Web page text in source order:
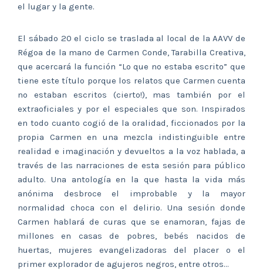
el lugar y la gente.
El sábado 20 el ciclo se traslada al local de la AAVV de
Régoa de la mano de Carmen Conde, Tarabilla Creativa,
que acercará la función “Lo que no estaba escrito” que
tiene este título porque los relatos que Carmen cuenta
no estaban escritos (cierto!), mas también por el
extraoficiales y por el especiales que son. Inspirados
en todo cuanto cogió de la oralidad, ficcionados por la
propia Carmen en una mezcla indistinguible entre
realidad e imaginación y devueltos a la voz hablada, a
través de las narraciones de esta sesión para público
adulto. Una antología en la que hasta la vida más
anónima desbroce el improbable y la mayor
normalidad choca con el delirio. Una sesión donde
Carmen hablará de curas que se enamoran, fajas de
millones en casas de pobres, bebés nacidos de
huertas, mujeres evangelizadoras del placer o el
primer explorador de agujeros negros, entre otros…